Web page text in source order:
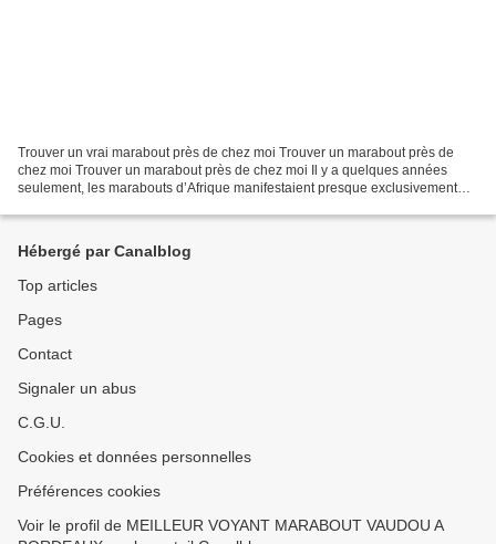
Trouver un vrai marabout près de chez moi Trouver un marabout près de
chez moi Trouver un marabout près de chez moi Il y a quelques années
seulement, les marabouts d’Afrique manifestaient presque exclusivement
Hébergé par Canalblog
Top articles
Pages
Contact
Signaler un abus
C.G.U.
Cookies et données personnelles
Préférences cookies
Voir le profil de MEILLEUR VOYANT MARABOUT VAUDOU A